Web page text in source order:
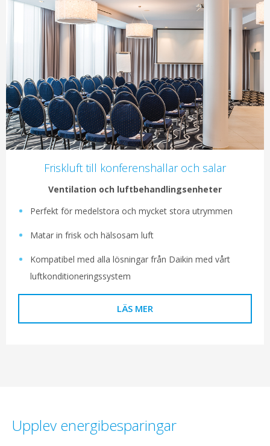
Friskluft till konferenshallar och salar
Ventilation och luftbehandlingsenheter
Perfekt för medelstora och mycket stora utrymmen
Matar in frisk och hälsosam luft
Kompatibel med alla lösningar från Daikin med vårt
luftkonditioneringssystem
LÄS MER
Upplev energibesparingar